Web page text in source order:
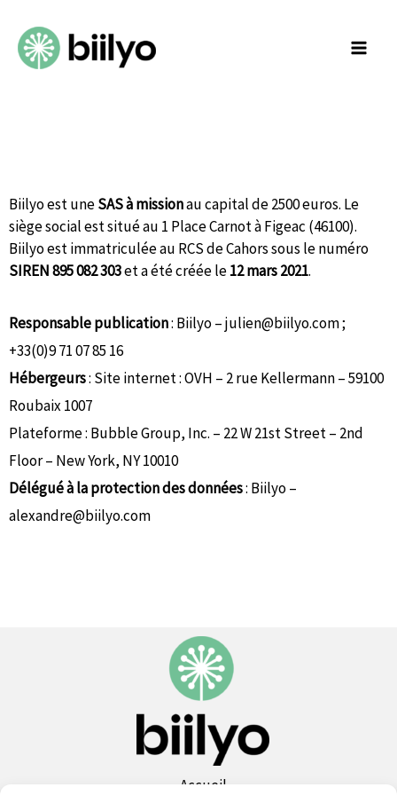
Biilyo est uneSAS à missionau capital de 2500 euros. Le
siège social est situé au 1 Place Carnot à Figeac (46100).
Biilyo est immatriculée au RCS de Cahors sous le numéro
SIREN 895 082 303et a été créée le12 mars 2021.
Responsable publication: Biilyo – julien@biilyo.com ;
+33(0)9 71 07 85 16
Hébergeurs: Site internet :OVH – 2 rue Kellermann – 59100
Roubaix 1007
Plateforme : Bubble Group, Inc. – 22 W 21st Street – 2nd
Floor – New York, NY 10010
Délégué à la protection des données: Biilyo –
alexandre@biilyo.com
Accueil